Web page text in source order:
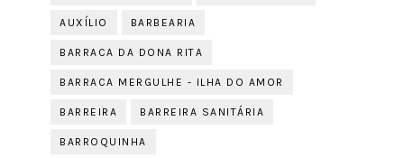
AUXÍLIO BARBEARIA
BARRACA DA DONA RITA
BARRACA MERGULHE - ILHA DO AMOR
BARREIRA BARREIRA SANITÁRIA
BARROQUINHA